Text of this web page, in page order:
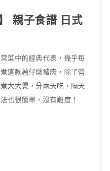
親子食譜 日式
菜中的經典代表，幾乎每
這款薯仔燉豬肉，除了營
大大煲，分兩天吃，隔天
也很簡單，沒有難度！